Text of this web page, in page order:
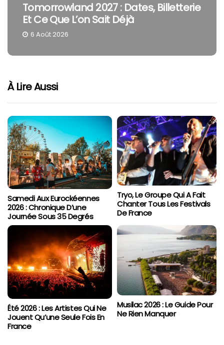
Tomorrowland 2027 : Dates, Billetterie
Et Ce Que L’on Sait Déjà
6 Août 2026
À Lire Aussi
Samedi Aux Eurockéennes
2026 : Chronique D’une
Journée Sous 35 Degrés
Tryo, Le Groupe Qui A Fait
Chanter Tous Les Festivals
De France
Été 2026 : Les Artistes Qui Ne
Jouent Qu’une Seule Fois En
France
Musilac 2026 : Le Guide Pour
Ne Rien Manquer